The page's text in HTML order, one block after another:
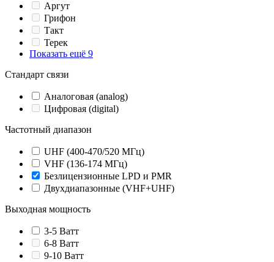
Аргут
Грифон
Такт
Терек
Показать ещё 9
Стандарт связи
Аналоговая (analog)
Цифровая (digital)
Частотный диапазон
UHF (400-470/520 МГц)
VHF (136-174 МГц)
Безлицензионные LPD и PMR
Двухдиапазонные (VHF+UHF)
Выходная мощность
3-5 Ватт
6-8 Ватт
9-10 Ватт